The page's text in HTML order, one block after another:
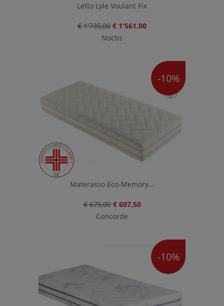
Letto Lyle Voulant Fix
€ 1'735,00 € 1'561,00
Noctis
-10%
Materasso Eco-Memory...
€ 675,00 € 607,50
Concorde
-10%